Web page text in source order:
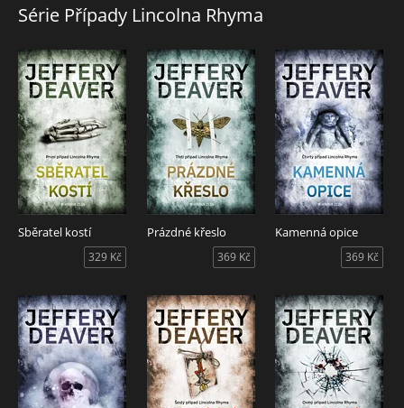
Série Případy Lincolna Rhyma
Sběratel kostí
329 Kč
Prázdné křeslo
369 Kč
Kamenná opice
369 Kč